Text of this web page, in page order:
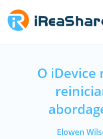
O iDevice
Elowen